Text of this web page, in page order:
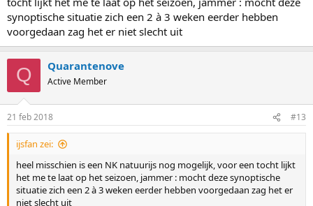
synoptische situatie zich een 2 à 3 weken eerder hebben
voorgedaan zag het er niet slecht uit
Q Quarantenove
Active Member
21 feb 2018 #13
ijsfan zei:
heel misschien is een NK natuurijs nog mogelijk, voor een tocht lijkt
het me te laat op het seizoen, jammer : mocht deze synoptische
situatie zich een 2 à 3 weken eerder hebben voorgedaan zag het er
niet slecht uit